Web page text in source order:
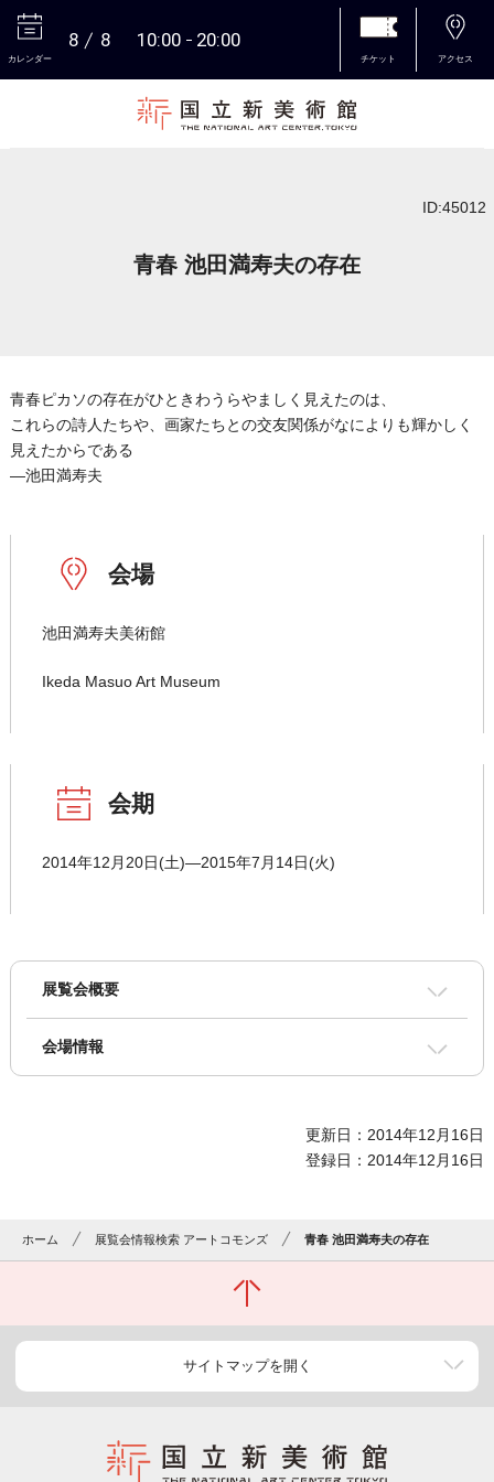
カレンダー
8 8 10:00 20:00
チケット アクセス
ID:45012
青春 池田満寿夫の存在
青春ピカソの存在がひときわうらやましく見えたのは、
これらの詩人たちや、画家たちとの交友関係がなによりも輝かしく
見えたからである
―池田満寿夫
会場
池田満寿夫美術館
Ikeda Masuo Art Museum
会期
2014年12月20日(土)―2015年7月14日(火)
展覧会概要
会場情報
更新日：2014年12月16日
登録日：2014年12月16日
ホーム 展覧会情報検索 アートコモンズ 青春 池田満寿夫の存在
サイトマップを開く